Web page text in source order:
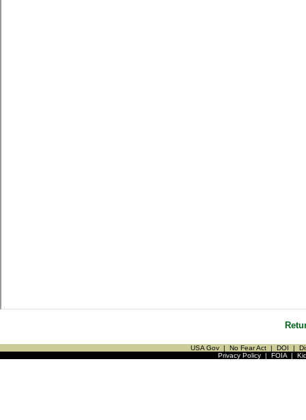
USA Gov | No Fear Act | DOI |
Privacy Policy| FOIA|